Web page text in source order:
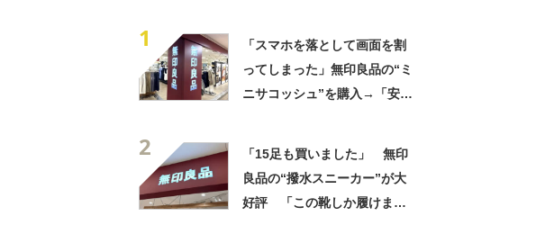
1
「スマホを落として画面を割
ってしまった」無印良品の“ミ
ニサコッシュ”を購入→「安心
2
「15足も買いました」 無印
良品の“撥水スニーカー”が大
好評 「この靴しか履けませ